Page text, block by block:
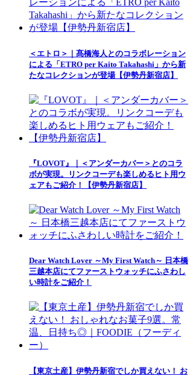
＜エトロ＞｜髙橋海人とのコラボレーション
による「ETRO per Kaito Takahashi」から新
たなコレクションが登場【伊勢丹新宿店】
『LOVOT』｜＜アンダーカバー＞とのコラ
ボが実現。リンクコーデも楽しめるヒト用ウ
ェアもご紹介！【伊勢丹新宿店】
Dear Watch Lover ～My First Watch～ 日本橋
三越本店にてファーストウォッチにふさわし
い時計をご紹介！
【東京土産】伊勢丹新宿でしか買えない！ お